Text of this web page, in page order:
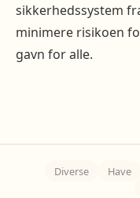
sikkerhedssystem
minimere risikoen
gavn for alle.
Diverse Have